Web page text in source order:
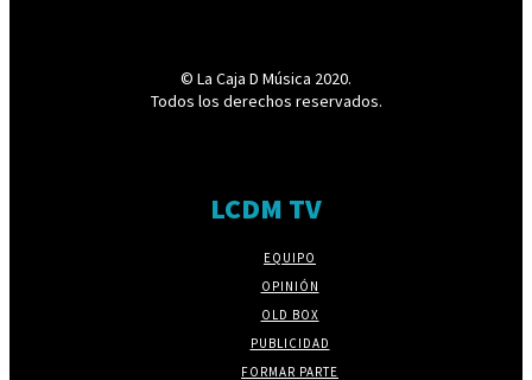
© La Caja D Música 2020.
Todos los derechos reservados.
LCDM TV
EQUIPO
OPINIÓN
OLD BOX
PUBLICIDAD
FORMAR PARTE